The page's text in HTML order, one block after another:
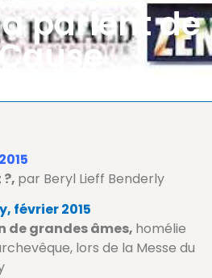
parlent de
par Beryl Lieff Benderly
février 2015
de grandes âmes, homélie
lors de la Messe du